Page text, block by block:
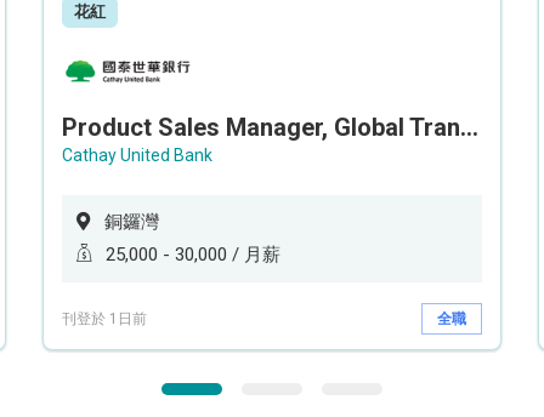
花紅
Product Sales Manager, Global Transaction Service (GTS)
Cathay United Bank
銅鑼灣
25,000 - 30,000 / 月薪
刊登於 1日前 全職